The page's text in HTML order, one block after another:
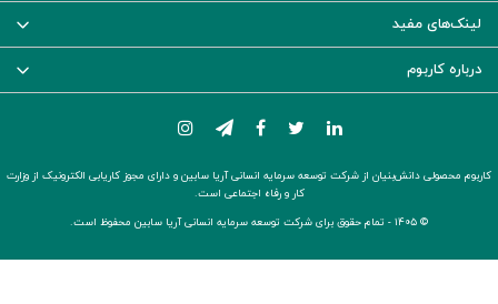
لینک‌های مفید
درباره کاربوم
کاربوم محصولی دانش‌بنیان از شرکت توسعه سرمایه انسانی آریا سابین و دارای مجوز کاریابی الکترونیک از وزارت
کار و رفاه اجتماعی است.
© ۱۴۰۵ -
تمام حقوق برای شرکت توسعه سرمایه انسانی آریا سابین محفوظ است.